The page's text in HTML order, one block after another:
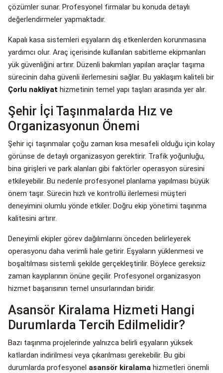
çözümler sunar. Profesyonel firmalar bu konuda detaylı
değerlendirmeler yapmaktadır.
Kapalı kasa sistemleri eşyaların dış etkenlerden korunmasına
yardımcı olur. Araç içerisinde kullanılan sabitleme ekipmanları
yük güvenliğini artırır. Düzenli bakımları yapılan araçlar taşıma
sürecinin daha güvenli ilerlemesini sağlar. Bu yaklaşım kaliteli bir
Çorlu nakliyat hizmetinin temel yapı taşları arasında yer alır.
Şehir İçi Taşınmalarda Hız ve
Organizasyonun Önemi
Şehir içi taşınmalar çoğu zaman kısa mesafeli olduğu için kolay
görünse de detaylı organizasyon gerektirir. Trafik yoğunluğu,
bina girişleri ve park alanları gibi faktörler operasyon süresini
etkileyebilir. Bu nedenle profesyonel planlama yapılması büyük
önem taşır. Sürecin hızlı ve kontrollü ilerlemesi müşteri
deneyimini olumlu yönde etkiler. Doğru ekip yönetimi taşınma
kalitesini artırır.
Deneyimli ekipler görev dağılımlarını önceden belirleyerek
operasyonu daha verimli hale getirir. Eşyaların yüklenmesi ve
boşaltılması sistemli şekilde gerçekleştirilir. Böylece gereksiz
zaman kayıplarının önüne geçilir. Profesyonel organizasyon
hizmet başarısının temel unsurlarından biridir.
Asansör Kiralama Hizmeti Hangi
Durumlarda Tercih Edilmelidir?
Bazı taşınma projelerinde yalnızca belirli eşyaların yüksek
katlardan indirilmesi veya çıkarılması gerekebilir. Bu gibi
durumlarda profesyonel asansör kiralama hizmetleri önemli